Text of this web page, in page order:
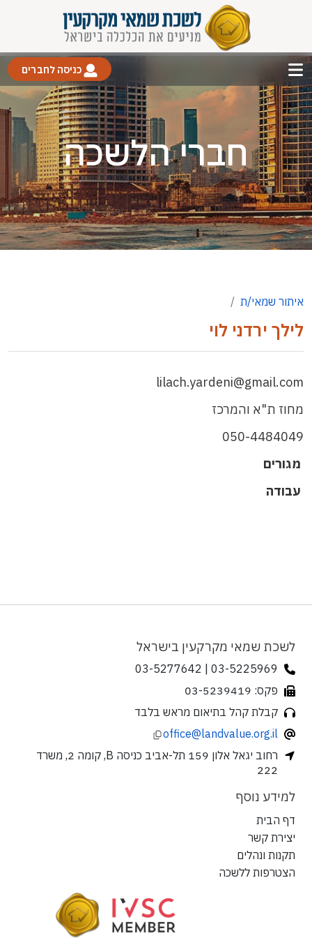
כניסה לחברים
חברי הלשכה
איתור שמאי/ת
לילך ירדני לוי
lilach.yardeni@gmail.com
מחוז ת"א והמרכז
050-4484049
מגורים
עבודה
לשכת שמאי מקרקעין בישראל
03-5225969 | 03-5277642
פקס: 03-5239419
קבלת קהל בתיאום מראש בלבד
office@landvalue.org.il
רחוב יגאל אלון 159 תל-אביב כניסה B, קומה 2, משרד
222
למידע נוסף
דף הבית
יצירת קשר
תקנות ונהלים
הצטרפות ללשכה